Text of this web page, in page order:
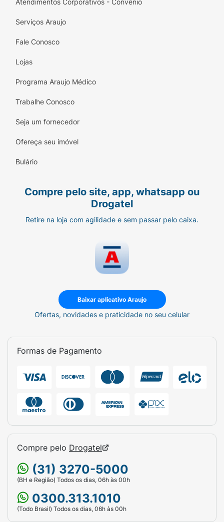
Atendimentos Corporativos - Convênio
Serviços Araujo
Fale Conosco
Lojas
Programa Araujo Médico
Trabalhe Conosco
Seja um fornecedor
Ofereça seu imóvel
Bulário
Compre pelo site, app, whatsapp ou
Drogatel
Retire na loja com agilidade e sem passar pelo caixa.
Baixar aplicativo Araujo
Ofertas, novidades e praticidade no seu celular
Formas de Pagamento
Compre pelo Drogatel
(31) 3270-5000
(BH e Região) Todos os dias, 06h às 00h
0300.313.1010
(Todo Brasil) Todos os dias, 06h às 00h